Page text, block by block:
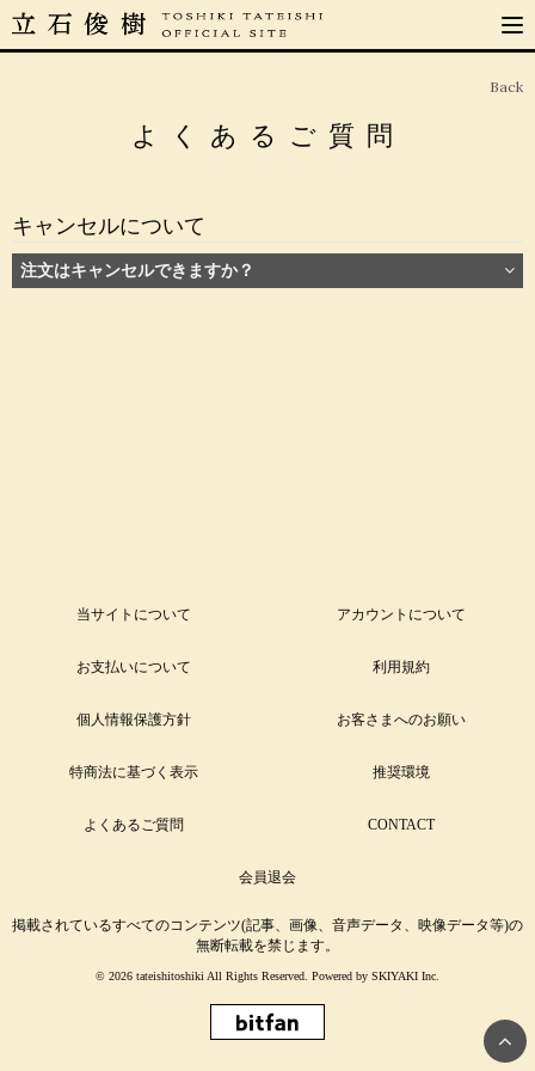
よくあるご質問
Back
キャンセルについて
注文はキャンセルできますか？
当サイトについて アカウントについて
お支払いについて 利用規約
個人情報保護方針 お客さまへのお願い
特商法に基づく表示 推奨環境
よくあるご質問 CONTACT
会員退会
掲載されているすべてのコンテンツ(記事、画像、音声データ、映像データ等)の
無断転載を禁じます。
© 2026 tateishitoshiki All Rights Reserved. Powered by SKIYAKI Inc.